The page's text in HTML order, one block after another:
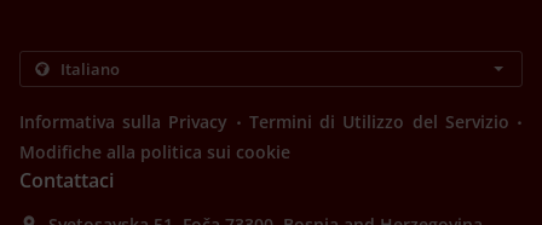
Informativa sulla Privacy . Termini di Utilizzo del Servizio .
Modifiche alla politica sui cookie
Contattaci